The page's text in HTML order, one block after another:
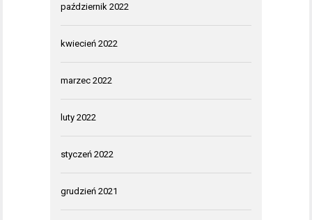
październik 2022
kwiecień 2022
marzec 2022
luty 2022
styczeń 2022
grudzień 2021